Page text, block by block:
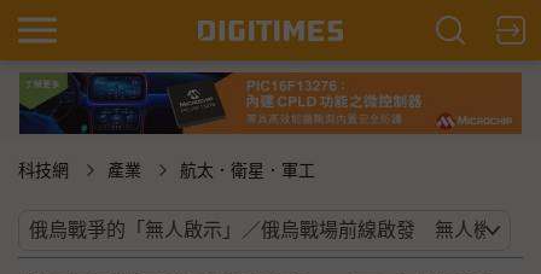
科技網 產業 航太．衛星．軍工